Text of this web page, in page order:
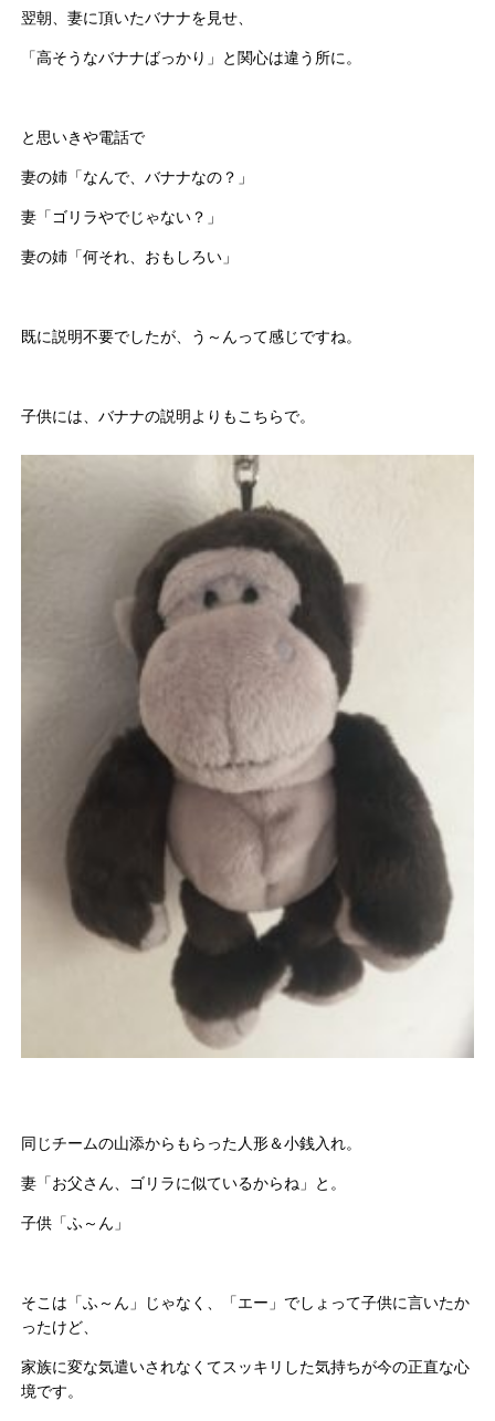
翌朝、妻に頂いたバナナを見せ、
「高そうなバナナばっかり」と関心は違う所に。
と思いきや電話で
妻の姉「なんで、バナナなの？」
妻「ゴリラやでじゃない？」
妻の姉「何それ、おもしろい」
既に説明不要でしたが、う～んって感じですね。
子供には、バナナの説明よりもこちらで。
同じチームの山添からもらった人形＆小銭入れ。
妻「お父さん、ゴリラに似ているからね」と。
子供「ふ～ん」
そこは「ふ～ん」じゃなく、「エー」でしょって子供に言いたか
ったけど、
家族に変な気遣いされなくてスッキリした気持ちが今の正直な心
境です。